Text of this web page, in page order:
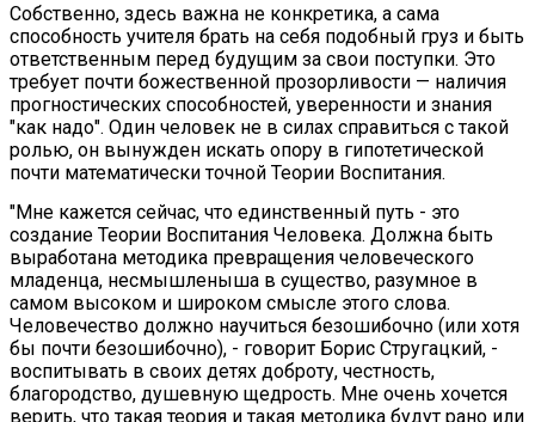
Собственно, здесь важна не конкретика, а сама
способность учителя брать на себя подобный груз и быть
ответственным перед будущим за свои поступки. Это
требует почти божественной прозорливости — наличия
прогностических способностей, уверенности и знания
"как надо". Один человек не в силах справиться с такой
ролью, он вынужден искать опору в гипотетической
почти математически точной Теории Воспитания.
"Мне кажется сейчас, что единственный путь - это
создание Теории Воспитания Человека. Должна быть
выработана методика превращения человеческого
младенца, несмышленыша в существо, разумное в
самом высоком и широком смысле этого слова.
Человечество должно научиться безошибочно (или хотя
бы почти безошибочно), - говорит Борис Стругацкий, -
воспитывать в своих детях доброту, честность,
благородство, душевную щедрость. Мне очень хочется
верить, что такая теория и такая методика будут рано или